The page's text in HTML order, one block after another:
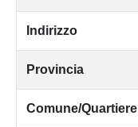
Indirizzo
Provincia
Comune/Quartiere